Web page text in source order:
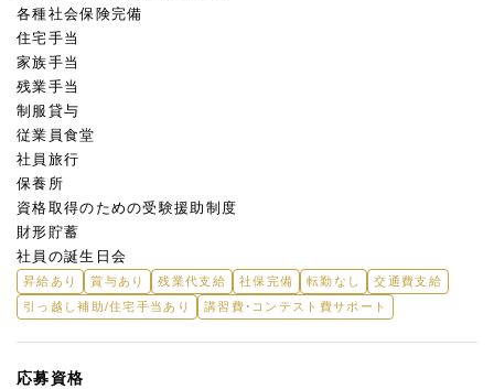
各種社会保険完備
住宅手当
家族手当
残業手当
制服貸与
従業員食堂
社員旅行
保養所
資格取得のための受験援助制度
財形貯蓄
社員の誕生日会
昇給あり 賞与あり 残業代支給 社保完備 転勤なし
交通費支給
引っ越し補助/住宅手当あり
講習費・コンテスト費サポート
応募資格